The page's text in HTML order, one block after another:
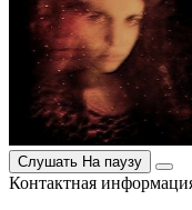
Слушать На паузу
Контактная